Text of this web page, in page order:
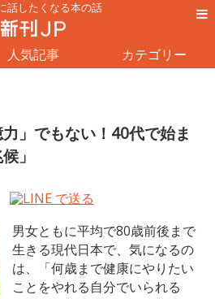
話したくなる本の話
人気記事 カテゴリー
力」でもない！40代で始ま
」
男女ともに平均で80歳前後まで
生きる現代日本で、気になるの
は、「何歳まで健康にやりたい
ことをやれる自分でいられる